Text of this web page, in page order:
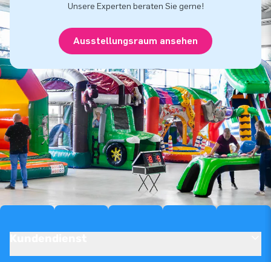
Unsere Experten beraten Sie gerne!
Ausstellungsraum ansehen